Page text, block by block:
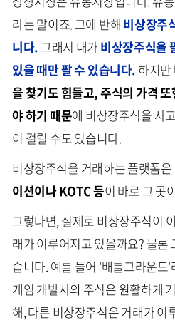
라는 말이죠. 그에 반해 비상장주
니다. 그래서 내가 비상장주식을
있을 때만 팔 수 있습니다.하지만
을 찾기도 힘들고, 주식의 가격
야 하기 때문에 비상장주식을 사
이 걸릴 수도 있습니다.
비상장주식을 거래하는 플랫폼
이션이나 KOTC 등이 바로 그 곳
그렇다면, 실제로 비상장주식이
래가 이루어지고 있을까요? 물론
습니다. 예를 들어 '배틀그라운드
게임 개발사의 주식은 원활하게
해, 다른 비상장주식은 거래가